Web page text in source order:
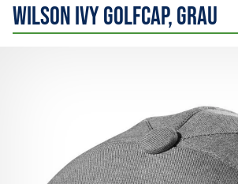
Wilson Ivy Golfcap, grau